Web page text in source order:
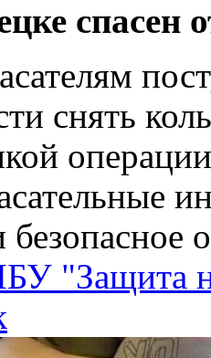
спасен
снять
безопасное
"Защита